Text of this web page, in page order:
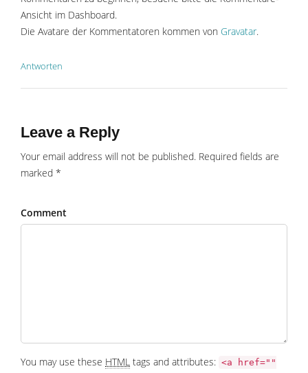
Ansicht im Dashboard.
Die Avatare der Kommentatoren kommen von Gravatar.
Antworten
Leave a Reply
Your email address will not be published. Required fields are
marked *
Comment
You may use these HTML tags and attributes: <a href=""